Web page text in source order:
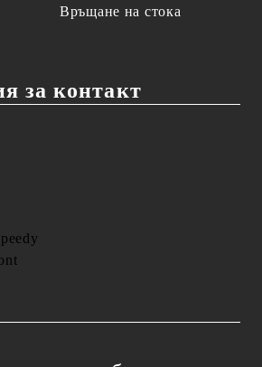
Връщане на стока
за контакт